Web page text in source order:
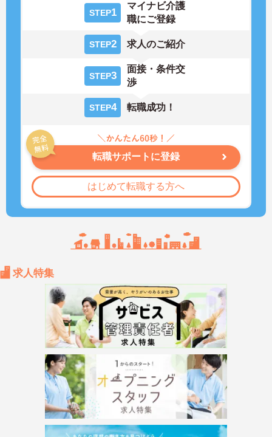
STEP1
マイナビ介護
職にご登録
STEP2 求人のご紹介
STEP3
面接・条件交
渉
STEP4 転職成功！
転職サポートに登録
はじめて転職する方へ
求人特集